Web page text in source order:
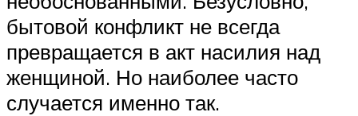
бытовой конфликт не всегда
превращается в акт насилия над
женщиной. Но наиболее часто
случается именно так.